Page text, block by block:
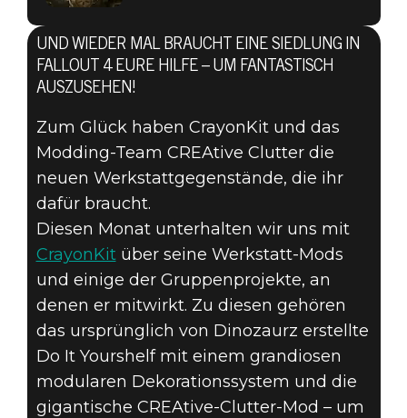
26. August 2021
MODDER DES
MONATS:
CRAYONKIT
UND WIEDER MAL BRAUCHT EINE SIEDLUNG IN
FALLOUT 4 EURE HILFE – UM FANTASTISCH
AUSZUSEHEN!
Zum Glück haben CrayonKit und das
Modding-Team CREAtive Clutter die
neuen Werkstattgegenstände, die ihr
dafür braucht.
Diesen Monat unterhalten wir uns mit
CrayonKitüber seine Werkstatt-Mods
und einige der Gruppenprojekte, an
denen er mitwirkt. Zu diesen gehören
das ursprünglich von Dinozaurz erstellte
Do It Yourshelf mit einem grandiosen
modularen Dekorationssystem und die
gigantische CREAtive-Clutter-Mod – um